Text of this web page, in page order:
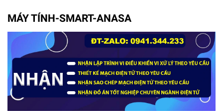
MÁY TÍNH-SMART-ANASA